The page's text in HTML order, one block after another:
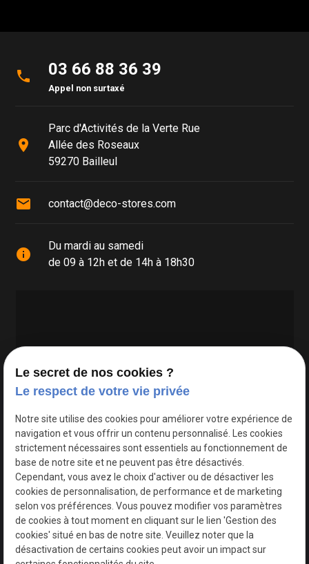
phone 03 66 88 36 39
Appel non surtaxé
place
Parc d'Activités de la Verte Rue
Allée des Roseaux
59270 Bailleul
mail contact@deco-stores.com
info
Du mardi au samedi
de 09 à 12h et de 14h à 18h30
Google Maps Search API est désactivé.
Le secret de nos cookies ?
Le respect de votre vie privée
Notre site utilise des cookies pour améliorer votre expérience de
navigation et vous offrir un contenu personnalisé. Les cookies
strictement nécessaires sont essentiels au fonctionnement de
base de notre site et ne peuvent pas être désactivés.
Cependant, vous avez le choix d'activer ou de désactiver les
cookies de personnalisation, de performance et de marketing
selon vos préférences. Vous pouvez modifier vos paramètres
de cookies à tout moment en cliquant sur le lien 'Gestion des
cookies' situé en bas de notre site. Veuillez noter que la
désactivation de certains cookies peut avoir un impact sur